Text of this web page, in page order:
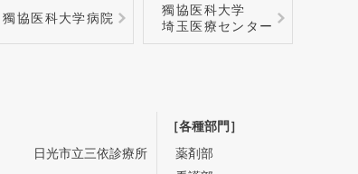
獨協医科大学病院
獨協医科大学
埼玉医療センター
日光市立三依診療所
［各種部門］
薬剤部